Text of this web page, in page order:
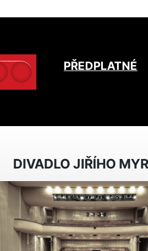
PŘEDPLATNÉ
DIVADLO JIŘÍHO